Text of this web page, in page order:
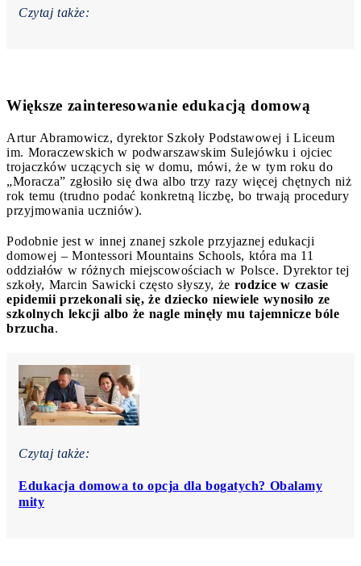
Czytaj także:
Większe zainteresowanie edukacją domową
Artur Abramowicz, dyrektor Szkoły Podstawowej i Liceum
im. Moraczewskich w podwarszawskim Sulejówku i ojciec
trojaczków uczących się w domu, mówi, że w tym roku do
„Moracza” zgłosiło się dwa albo trzy razy więcej chętnych niż
rok temu (trudno podać konkretną liczbę, bo trwają procedury
przyjmowania uczniów).
Podobnie jest w innej znanej szkole przyjaznej edukacji
domowej – Montessori Mountains Schools, która ma 11
oddziałów w różnych miejscowościach w Polsce. Dyrektor tej
szkoły, Marcin Sawicki często słyszy, że rodzice w czasie
epidemii przekonali się, że dziecko niewiele wynosiło ze
szkolnych lekcji albo że nagle minęły mu tajemnicze bóle
brzucha.
Czytaj także:
Edukacja domowa to opcja dla bogatych? Obalamy
mity